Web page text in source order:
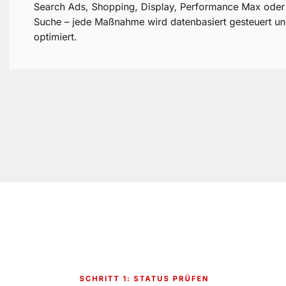
Search Ads, Shopping, Display, Performance Max
Suche – jede Maßnahme wird datenbasiert gesteuert
optimiert.
SCHRITT 1: STATUS PRÜFEN